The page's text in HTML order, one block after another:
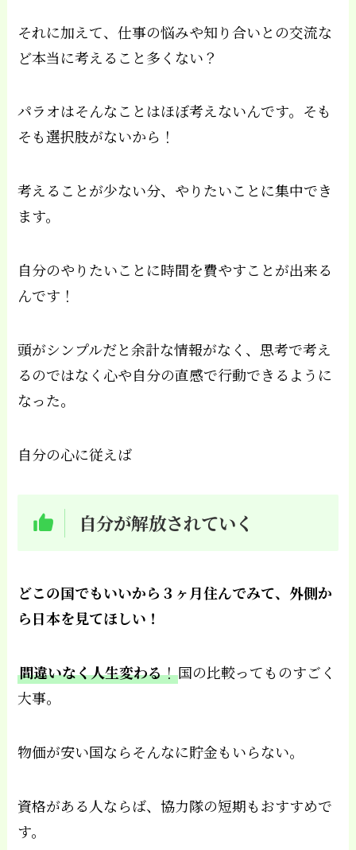
それに加えて、仕事の悩みや知り合いとの交流な
ど本当に考えること多くない？
パラオはそんなことはほぼ考えないんです。そも
そも選択肢がないから！
考えることが少ない分、やりたいことに集中でき
ます。
自分のやりたいことに時間を費やすことが出来る
んです！
頭がシンプルだと余計な情報がなく、思考で考え
るのではなく心や自分の直感で行動できるように
なった。
自分の心に従えば
自分が解放されていく
どこの国でもいいから３ヶ月住んでみて、外側か
ら日本を見てほしい！
間違いなく人生変わる！国の比較ってものすごく
大事。
物価が安い国ならそんなに貯金もいらない。
資格がある人ならば、協力隊の短期もおすすめで
す。